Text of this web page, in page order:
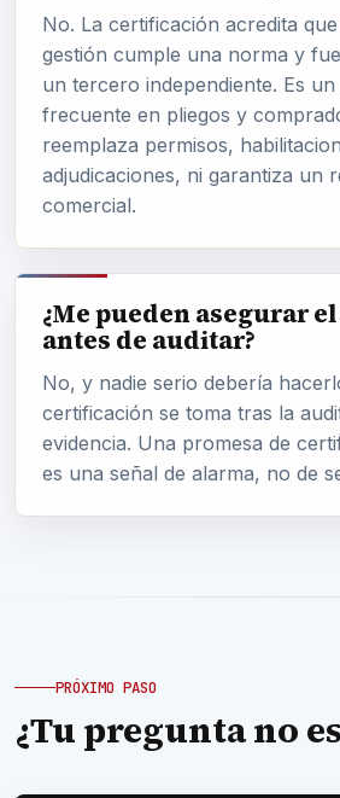
No. La certificación acredita
gestión cumple una norma y
un tercero independiente. Es un
frecuente en pliegos y
reemplaza permisos,
adjudicaciones, ni garantiza un
comercial.
¿Me pueden asegurar
antes de auditar?
No, y nadie serio debería
certificación se toma tras la
evidencia. Una promesa de
es una señal de alarma, no de
PRÓXIMO PASO
¿Tu pregunta no